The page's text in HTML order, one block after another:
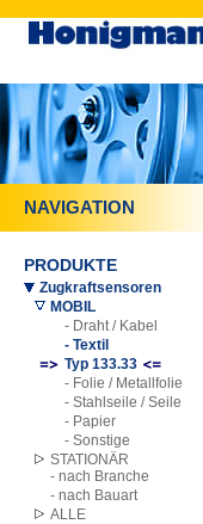
NAVIGATION
PRODUKTE
Zugkraftsensoren
MOBIL
- Draht / Kabel
- Textil
Typ 133.33
- Folie / Metallfolie
- Stahlseile / Seile
- Papier
- Sonstige
STATIONÄR
- nach Branche
- nach Bauart
ALLE